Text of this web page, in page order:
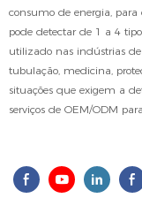
consumo de energia, para
pode detectar de 1 a 4
utilizado nas indústrias
tubulação, medicina,
situações que exigem a
serviços de OEM/ODM